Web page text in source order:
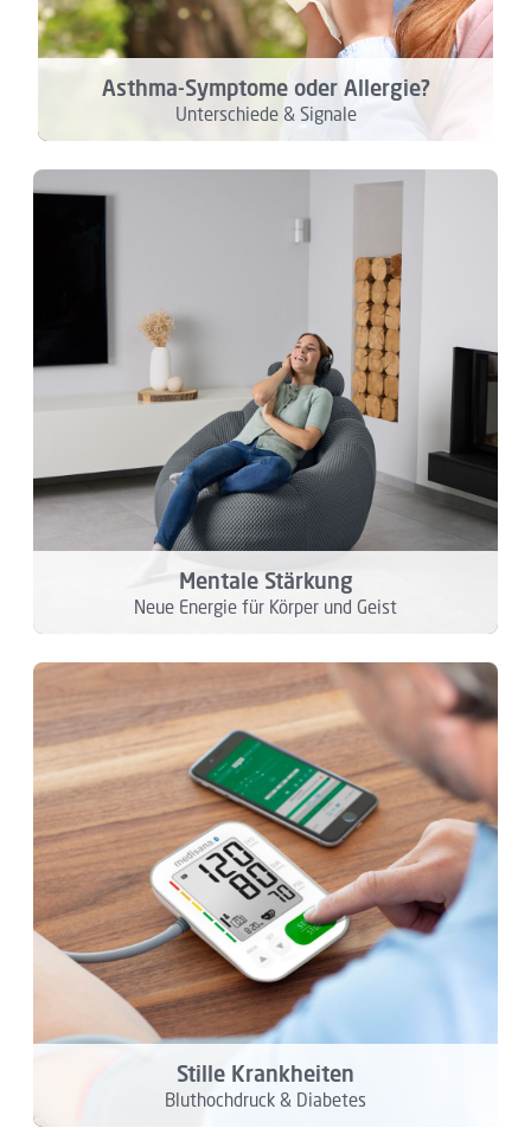
Asthma-Symptome oder Allergie?
Unterschiede & Signale
Mentale Stärkung
Neue Energie für Körper und Geist
Stille Krankheiten
Bluthochdruck & Diabetes